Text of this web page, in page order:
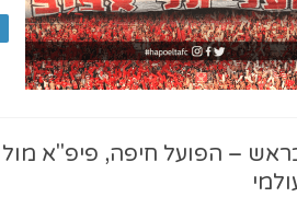
– הפועל חיפה, פיפ"א מול